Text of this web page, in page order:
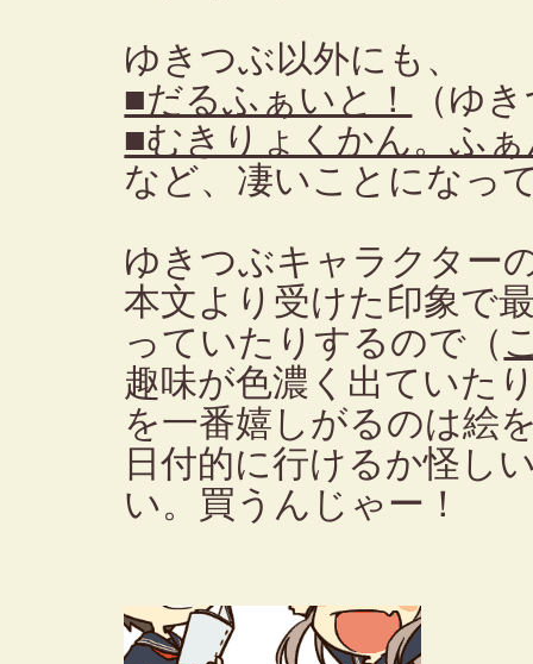
ゆきつぶ以外にも、
■だるふぁいと！
（ゆ
■むきりょくかん。ふ
など、凄いことになっ
ゆきつぶキャラクター
本文より受けた印象で
っていたりするので（
趣味が色濃く出ていた
を一番嬉しがるのは絵
日付的に行けるか怪し
い。買うんじゃー！